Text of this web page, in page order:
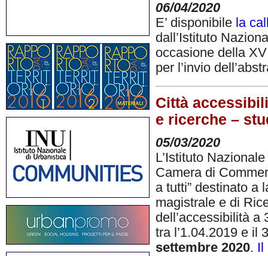
06/04/2020
E’ disponibile la
dall’Istituto
occasione della
per l’invio
Città
e ricerche –
05/03/2020
L’Istituto
Camera di
a tutti” destinato a
magistrale e di
dell’accessibilità a
tra l’1.04.2019 e il
settembre 2020.